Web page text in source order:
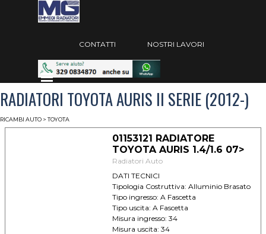
Vai ai contenuti
Salta menù
CONTATTI NOSTRI LAVORI
Salta menù
RADIATORI TOYOTA AURIS II SERIE (2012-)
RICAMBI AUTO > TOYOTA
01153121 RADIATORE
TOYOTA AURIS 1.4/1.6 07>
Radiatori Auto
DATI TECNICI
Tipologia Costruttiva: Alluminio Brasato
Tipo ingresso: A Fascetta
Tipo uscita: A Fascetta
Misura ingresso: 34
Misura uscita: 34